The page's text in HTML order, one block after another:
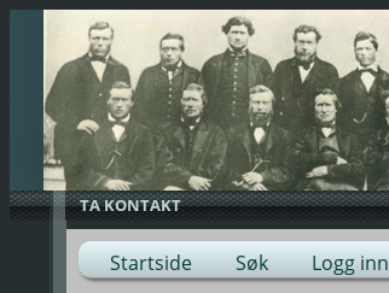
TA KONTAKT
Startside Søk Logg inn